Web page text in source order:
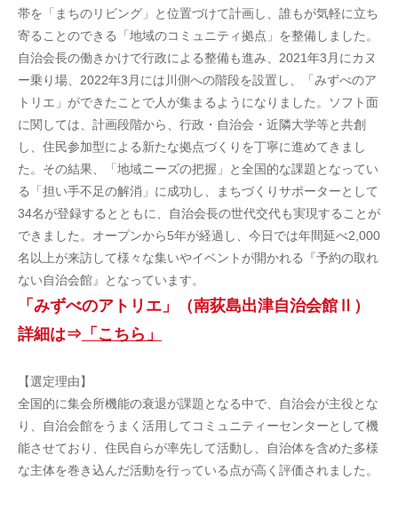
帯を「まちのリビング」と位置づけて計画し、誰もが気軽に立ち
寄ることのできる「地域のコミュニティ拠点」を整備しました。
自治会長の働きかけで行政による整備も進み、2021年3月にカヌ
ー乗り場、2022年3月には川側への階段を設置し、「みずべのア
トリエ」ができたことで人が集まるようになりました。ソフト面
に関しては、計画段階から、行政・自治会・近隣大学等と共創
し、住民参加型による新たな拠点づくりを丁寧に進めてきまし
た。その結果、「地域ニーズの把握」と全国的な課題となってい
る「担い手不足の解消」に成功し、まちづくりサポーターとして
34名が登録するとともに、自治会長の世代交代も実現することが
できました。オープンから5年が経過し、今日では年間延べ2,000
名以上が来訪して様々な集いやイベントが開かれる『予約の取れ
ない自治会館』となっています。
「みずべのアトリエ」（南荻島出津自治会館Ⅱ）
詳細は⇒ 「こちら」
【選定理由】
全国的に集会所機能の衰退が課題となる中で、自治会が主役とな
り、自治会館をうまく活用してコミュニティーセンターとして機
能させており、住民自らが率先して活動し、自治体を含めた多様
な主体を巻き込んだ活動を行っている点が高く評価されました。